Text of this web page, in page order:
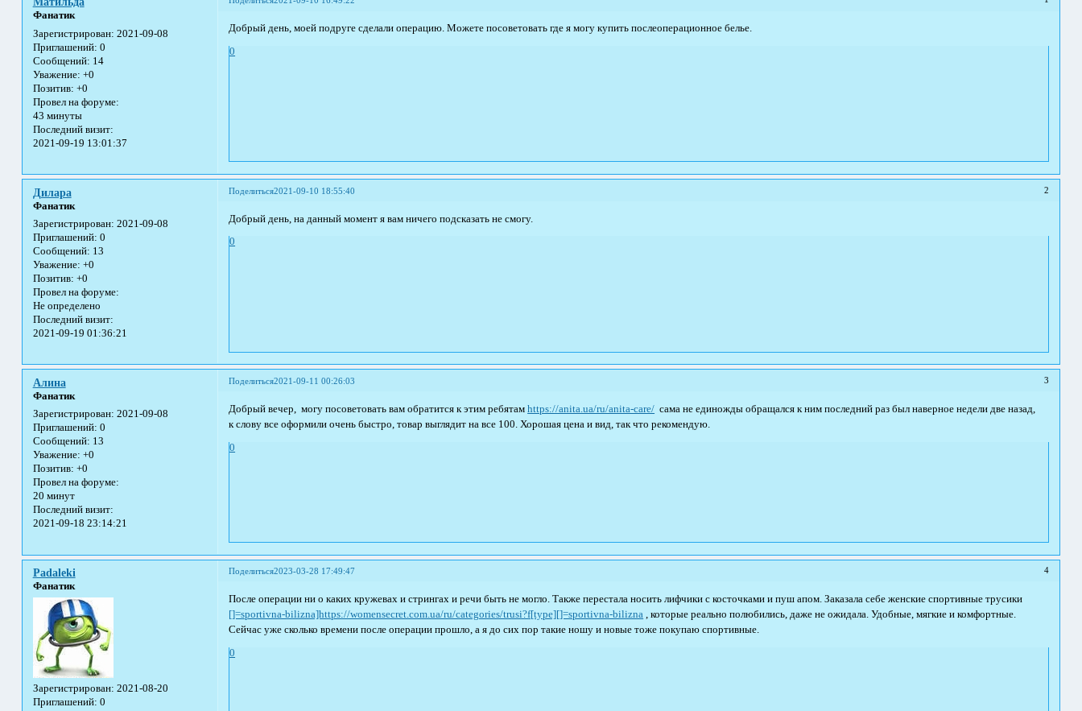
Фанатик
Зарегистрирован: 2021-09-08
Приглашений: 0
Сообщений: 14
Уважение: +0
Позитив: +0
Провел на форуме:
43 минуты
Последний визит:
2021-09-19 13:01:37
Добрый день, моей подруге сделали операцию. Можете посоветовать где я могу купить послеоперационное белье.
0
Поделиться 2
2021-09-10 18:55:40
Дилара
Фанатик
Зарегистрирован: 2021-09-08
Приглашений: 0
Сообщений: 13
Уважение: +0
Позитив: +0
Провел на форуме:
Не определено
Последний визит:
2021-09-19 01:36:21
Добрый день, на данный момент я вам ничего подсказать не смогу.
0
Поделиться 3
2021-09-11 00:26:03
Алина
Фанатик
Зарегистрирован: 2021-09-08
Приглашений: 0
Сообщений: 13
Уважение: +0
Позитив: +0
Провел на форуме:
20 минут
Последний визит:
2021-09-18 23:14:21
Добрый вечер, могу посоветовать вам обратится к этим ребятамhttps://anita.ua/ru/anita-care/ сама не единожды обращался к ним последний раз был наверное недели две назад,
к слову все оформили очень быстро, товар выглядит на все 100. Хорошая цена и вид, так что рекомендую.
0
Поделиться 4
2023-03-28 17:49:47
Padaleki
Фанатик
Зарегистрирован: 2021-08-20
Приглашений: 0
После операции ни о каких кружевах и стрингах и речи быть не могло. Также перестала носить лифчики с косточками и пуш апом. Заказала себе женские спортивные трусики
[]=sportivna-bilizna]https://womensecret.com.ua/ru/categories/trusi?f[type][]=sportivna-bilizna , которые реально полюбились, даже не ожидала. Удобные, мягкие и комфортные.
Сейчас уже сколько времени после операции прошло, а я до сих пор такие ношу и новые тоже покупаю спортивные.
0